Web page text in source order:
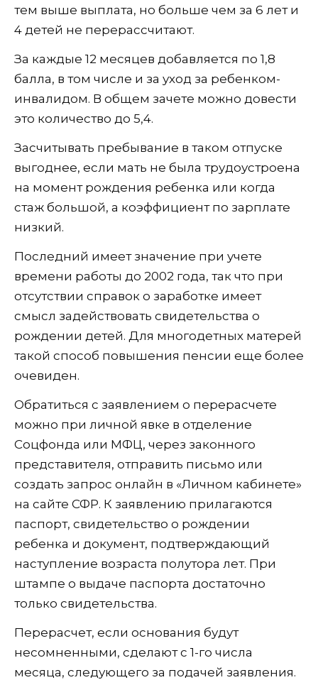
тем выше выплата, но больше чем за 6 лет и
4 детей не перерассчитают.
За каждые 12 месяцев добавляется по 1,8
балла, в том числе и за уход за ребенком-
инвалидом. В общем зачете можно довести
это количество до 5,4.
Засчитывать пребывание в таком отпуске
выгоднее, если мать не была трудоустроена
на момент рождения ребенка или когда
стаж большой, а коэффициент по зарплате
низкий.
Последний имеет значение при учете
времени работы до 2002 года, так что при
отсутствии справок о заработке имеет
смысл задействовать свидетельства о
рождении детей. Для многодетных матерей
такой способ повышения пенсии еще более
очевиден.
Обратиться с заявлением о перерасчете
можно при личной явке в отделение
Соцфонда или МФЦ, через законного
представителя, отправить письмо или
создать запрос онлайн в «Личном кабинете»
на сайте СФР. К заявлению прилагаются
паспорт, свидетельство о рождении
ребенка и документ, подтверждающий
наступление возраста полутора лет. При
штампе о выдаче паспорта достаточно
только свидетельства.
Перерасчет, если основания будут
несомненными, сделают с 1-го числа
месяца, следующего за подачей заявления.